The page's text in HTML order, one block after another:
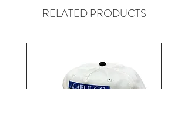
康的にリフレッシュできるもの。
スケートボードを通して文化、
り取り入れたりし展開してい
る”WATERMELONISM”
RELATED PRODUCTS